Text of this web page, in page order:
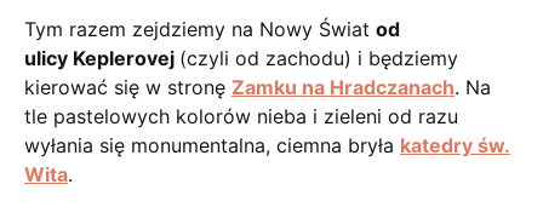
Tym razem zejdziemy na Nowy Świat od
ulicy Keplerovej (czyli od zachodu) i będziemy
kierować się w stronę Zamku na Hradczanach. Na
tle pastelowych kolorów nieba i zieleni od razu
wyłania się monumentalna, ciemna bryła katedry św.
Wita.